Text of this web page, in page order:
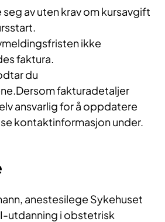
seg av uten krav om kursavgift
ikke
faktura.
du
fakturadetaljer
ansvarlig for å oppdatere
kontaktinformasjon under.
anestesilege Sykehuset
utdanning i obstetrisk